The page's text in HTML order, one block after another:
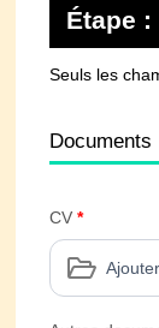
Étape :
Seuls les
Documents
CV *